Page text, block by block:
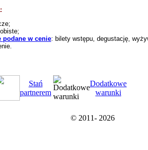
podane w cenie: bilety wstępu, degustację,
Stań
partnerem
Dodatkowe
warunki
© 2011- 2026